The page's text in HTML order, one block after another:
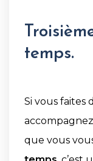
temps.
Si vous faites
que vous